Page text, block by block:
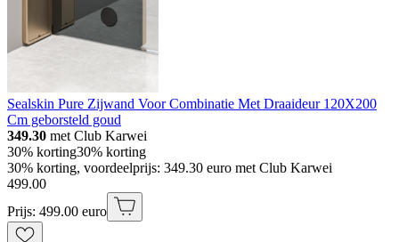
Sealskin Pure Zijwand Voor Combinatie Met Draaideur 120X200
Cm geborsteld goud
349.30 met Club Karwei
30% korting30% korting
30% korting, voordeelprijs: 349.30 euro met Club Karwei
499.00
Prijs: 499.00 euro